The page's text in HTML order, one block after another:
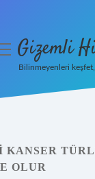
Gizemli
Bilinmeyenleri
KANSER
OLUR